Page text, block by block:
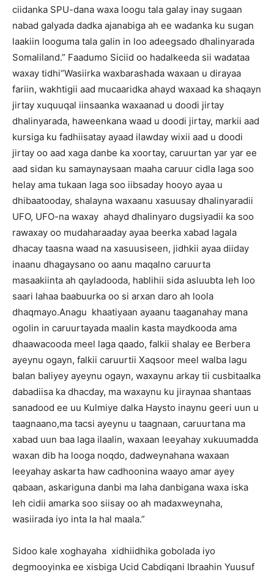
ciidanka SPU-dana waxa loogu tala galay inay sugaan
nabad galyada dadka ajanabiga ah ee wadanka ku sugan
laakiin looguma tala galin in loo adeegsado dhalinyarada
Somaliland.” Faadumo Siciid oo hadalkeeda sii wadataa
waxay tidhi“Wasiirka waxbarashada waxaan u dirayaa
fariin, wakhtigii aad mucaaridka ahayd waxaad ka shaqayn
jirtay xuquuqal iinsaanka waxaanad u doodi jirtay
dhalinyarada, haweenkana waad u doodi jirtay, markii aad
kursiga ku fadhiisatay ayaad ilawday wixii aad u doodi
jirtay oo aad xaga danbe ka xoortay, caruurtan yar yar ee
aad sidan ku samaynaysaan maaha caruur cidla laga soo
helay ama tukaan laga soo iibsaday hooyo ayaa u
dhibaatooday, shalayna waxaanu xasuusay dhalinyaradii
UFO, UFO-na waxay ahayd dhalinyaro dugsiyadii ka soo
rawaxay oo mudaharaaday ayaa beerka xabad lagala
dhacay taasna waad na xasuusiseen, jidhkii ayaa diiday
inaanu dhagaysano oo aanu maqalno caruurta
masaakiinta ah qayladooda, hablihii sida asluubta leh loo
saari lahaa baabuurka oo si arxan daro ah loola
dhaqmayo.Anagu khaatiyaan ayaanu taaganahay mana
ogolin in caruurtayada maalin kasta maydkooda ama
dhaawacooda meel laga qaado, falkii shalay ee Berbera
ayeynu ogayn, falkii caruurtii Xaqsoor meel walba lagu
balan baliyey ayeynu ogayn, waxaynu arkay tii cusbitaalka
dabadiisa ka dhacday, ma waxaynu ku jiraynaa shantaas
sanadood ee uu Kulmiye dalka Haysto inaynu geeri uun u
taagnaano,ma tacsi ayeynu u taagnaan, caruurtana ma
xabad uun baa laga ilaalin, waxaan leeyahay xukuumadda
waxan dib ha looga noqdo, dadweynahana waxaan
leeyahay askarta haw cadhoonina waayo amar ayey
qabaan, askariguna danbi ma laha danbigana waxa iska
leh cidii amarka soo siisay oo ah madaxweynaha,
wasiirada iyo inta la hal maala.”
Sidoo kale xoghayaha xidhiidhika gobolada iyo
degmooyinka ee xisbiga Ucid Cabdiqani Ibraahin Yuusuf